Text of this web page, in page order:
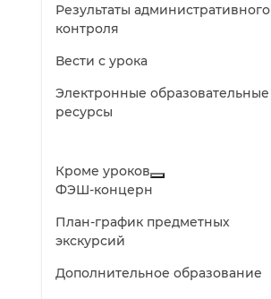
Результаты административного
контроля
Вести с урока
Электронные образовательные
ресурсы
Кроме уроков
ФЭШ-концерн
План-график предметных
экскурсий
Дополнительное образование